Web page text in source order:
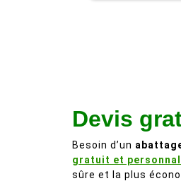
Devis
Besoin d’un
gratuit et
sûre et la plus